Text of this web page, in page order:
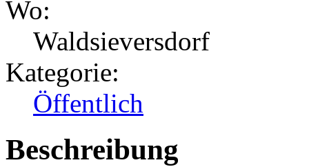
Wo:
Waldsieversdorf
Kategorie:
Öffentlich
Beschreibung